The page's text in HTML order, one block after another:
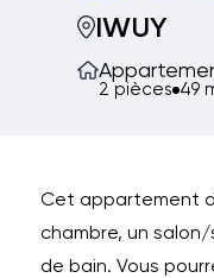
IWUY
2 pièces 49
Cet appartement
chambre, un
de bain. Vous